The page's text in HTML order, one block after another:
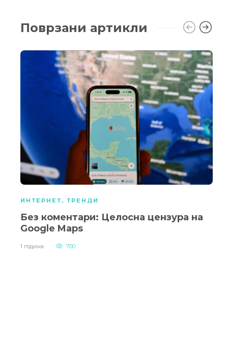
Поврзани артикли
ИНТЕРНЕТ, ТРЕНДИ
Без коментари: Целосна цензура на
Google Maps
1 година 700